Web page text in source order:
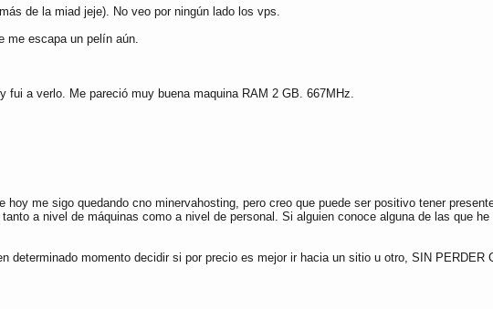
de la miad jeje). No veo por ningún lado los vps.
me escapa un pelín aún.
a verlo. Me pareció muy buena maquina RAM 2 GB. 667MHz.
me sigo quedando cno minervahosting, pero creo que puede ser positivo tener
a nivel de máquinas como a nivel de personal. Si alguien conoce alguna de las que
momento decidir si por precio es mejor ir hacia un sitio u otro, SIN PERDER